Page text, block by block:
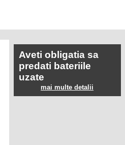
Aveti obligatia sa
predati bateriile
uzate
mai multe detalii